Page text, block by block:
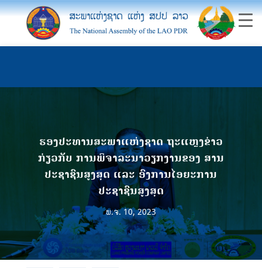
ຮອງປະທານສະພາແຫ່ງຊາດ ຖະແຫຼງຂ່າວ
ກ່ຽວກັບ ການພິຈາລະນາວຽກງານຂອງ ສານ
ປະຊາຊົນສູງສຸດ ແລະ ອົງການໄອຍະການ
ປະຊາຊົນສູງສຸດ
ພ.ຈ. 10, 2023